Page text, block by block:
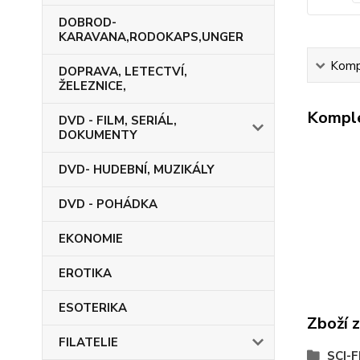
DOBROD-
KARAVANA,RODOKAPS,UNGER
DOPRAVA, LETECTVÍ,
ŽELEZNICE,
DVD - FILM, SERIÁL,
DOKUMENTY
DVD- HUDEBNÍ, MUZIKÁLY
DVD - POHÁDKA
EKONOMIE
EROTIKA
ESOTERIKA
FILATELIE
Zboží
SCI-